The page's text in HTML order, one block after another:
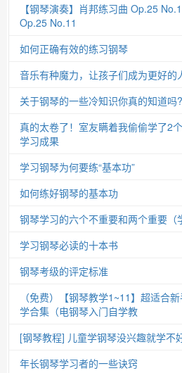
【钢琴演奏】肖邦练习曲 Op.25
Op.25 No.11
如何正确有效的练习钢琴
音乐有种魔力，让孩子们成为更好的
关于钢琴的一些冷知识你真的知道吗?
真的太卷了！室友瞒着我偷偷学了2
学习成果
学习钢琴为何要练“基本功”
如何练好钢琴的基本功
钢琴学习的六个不重要和两个重要（
学习钢琴必读的十本书
钢琴考级的评定标准
（免费）【钢琴教学1~11】超适合
学合集（电钢琴入门自学教
[钢琴教程] 儿童学钢琴没兴趣就学不
年长钢琴学习者的一些诀窍